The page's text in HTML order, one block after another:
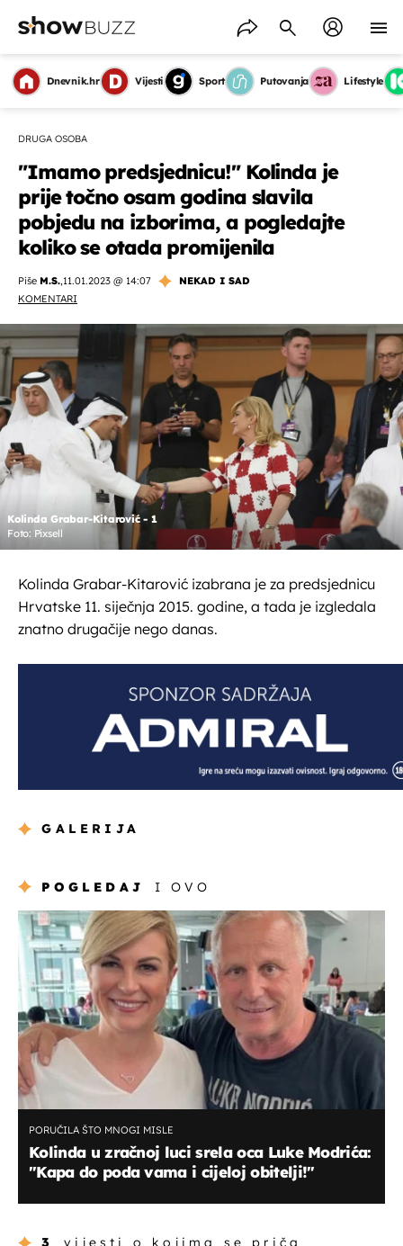
Dnevnik.hr Vijesti Sport Putovanja Lifestyle
DRUGA OSOBA
"Imamo predsjednicu!" Kolinda je
prije točno osam godina slavila
pobjedu na izborima, a pogledajte
koliko se otada promijenila
Piše M.S.,11.01.2023 @ 14:07
NEKAD I SAD
KOMENTARI
Kolinda Grabar-Kitarović - 1
Foto: Pixsell
Kolinda Grabar-Kitarović izabrana je za predsjednicu
Hrvatske 11. siječnja 2015. godine, a tada je izgledala
znatno drugačije nego danas.
GALERIJA
POGLEDAJ I OVO
PORUČILA ŠTO MNOGI MISLE
Kolinda u zračnoj luci srela oca Luke Modrića:
"Kapa do poda vama i cijeloj obitelji!"
3 vijesti o kojima se priča
OMOGUĆI OBAVIJESTI